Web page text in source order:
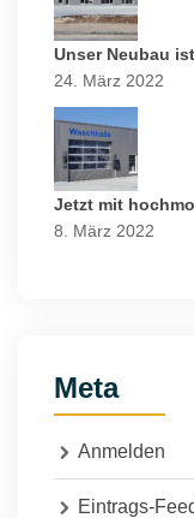
Unser Neubau
24. März 2022
Jetzt mit
8. März 2022
Meta
Anmelden
Eintrags-